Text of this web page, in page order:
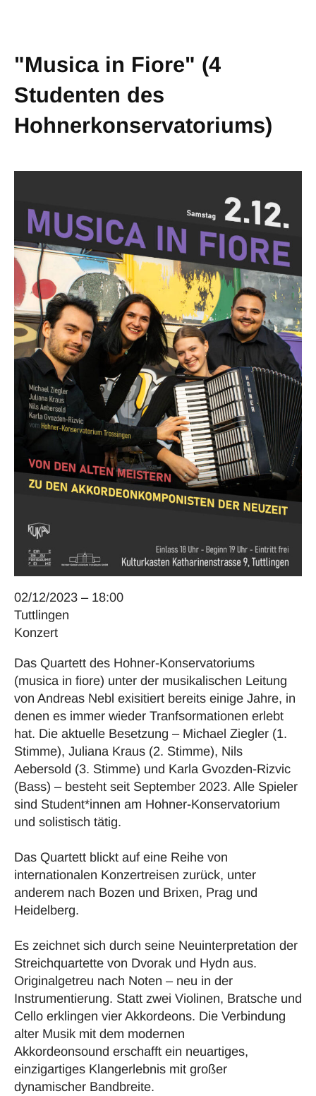
"Musica in Fiore" (4
Studenten des
Hohnerkonservatoriums)
02/12/2023 – 18:00
Tuttlingen
Konzert
Das Quartett des Hohner-Konservatoriums
(musica in fiore) unter der musikalischen Leitung
von Andreas Nebl exisitiert bereits einige Jahre, in
denen es immer wieder Tranfsormationen erlebt
hat. Die aktuelle Besetzung – Michael Ziegler (1.
Stimme), Juliana Kraus (2. Stimme), Nils
Aebersold (3. Stimme) und Karla Gvozden-Rizvic
(Bass) – besteht seit September 2023. Alle Spieler
sind Student*innen am Hohner-Konservatorium
und solistisch tätig.
Das Quartett blickt auf eine Reihe von
internationalen Konzertreisen zurück, unter
anderem nach Bozen und Brixen, Prag und
Heidelberg.
Es zeichnet sich durch seine Neuinterpretation der
Streichquartette von Dvorak und Hydn aus.
Originalgetreu nach Noten – neu in der
Instrumentierung. Statt zwei Violinen, Bratsche und
Cello erklingen vier Akkordeons. Die Verbindung
alter Musik mit dem modernen
Akkordeonsound erschafft ein neuartiges,
einzigartiges Klangerlebnis mit großer
dynamischer Bandbreite.